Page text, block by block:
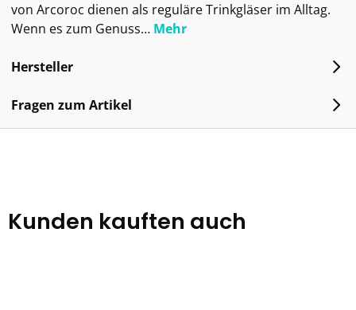
von Arcoroc dienen als reguläre Trinkgläser im Alltag.
Wenn es zum Genuss… Mehr
Hersteller
Fragen zum Artikel
Kunden kauften auch